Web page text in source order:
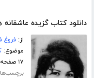
دانلود کتاب گزیده
از:فروغ
موضوع:
۱۷ صفحه